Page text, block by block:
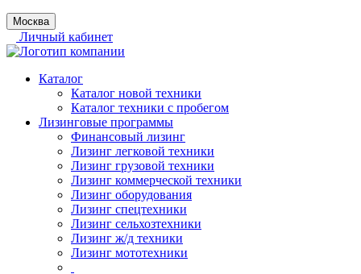
Москва
Личный кабинет
Каталог
Каталог новой техники
Каталог техники с пробегом
Лизинговые программы
Финансовый лизинг
Лизинг легковой техники
Лизинг грузовой техники
Лизинг коммерческой техники
Лизинг оборудования
Лизинг спецтехники
Лизинг сельхозтехники
Лизинг ж/д техники
Лизинг мототехники